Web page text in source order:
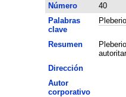
Número
40
Palabras
clave
Pleberio
Resumen
Dirección
Autor
corporativo